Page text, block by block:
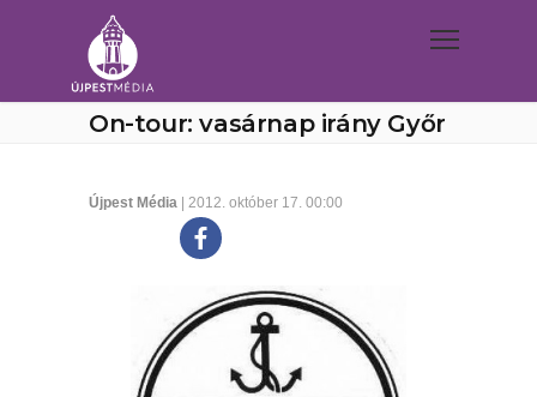
On-tour: vasárnap irány Győr
Újpest Média | 2012. október 17. 00:00